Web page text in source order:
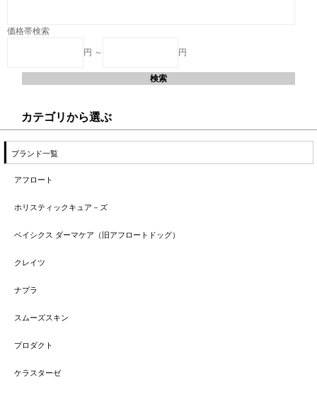
価格帯検索
円 ～ 円
カテゴリから選ぶ
ブランド一覧
アフロート
ホリスティックキュア－ズ
ベイシクス ダーマケア（旧アフロートドッグ）
クレイツ
ナプラ
スムーズスキン
プロダクト
ケラスターゼ